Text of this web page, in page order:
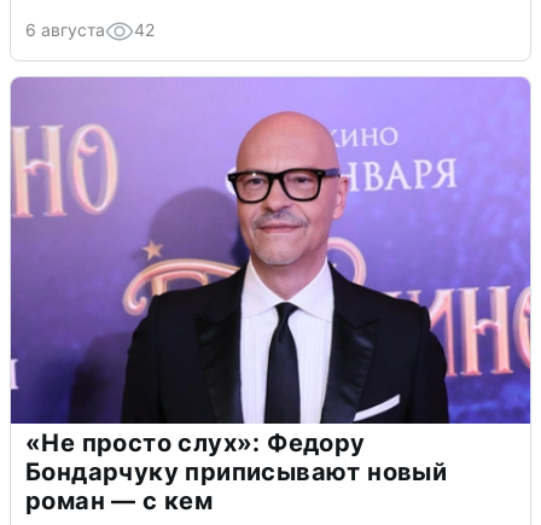
6 августа 42
«Не просто слух»: Федору
Бондарчуку приписывают новый
роман — с кем